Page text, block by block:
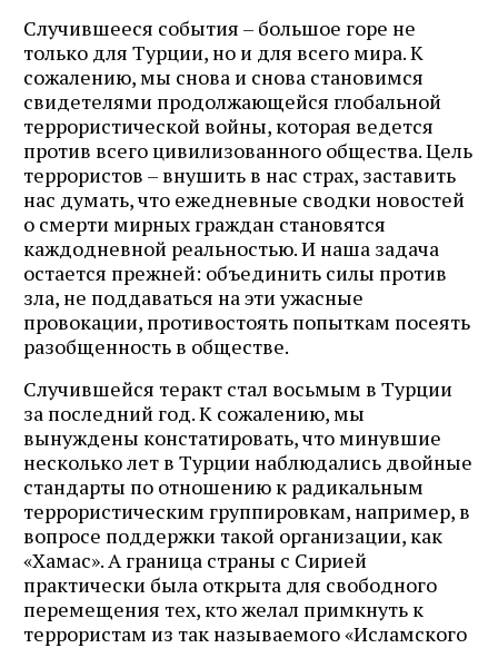
Случившееся события – большое горе не
только для Турции, но и для всего мира. К
сожалению, мы снова и снова становимся
свидетелями продолжающейся глобальной
террористической войны, которая ведется
против всего цивилизованного общества. Цель
террористов – внушить в нас страх, заставить
нас думать, что ежедневные сводки новостей
о смерти мирных граждан становятся
каждодневной реальностью. И наша задача
остается прежней: объединить силы против
зла, не поддаваться на эти ужасные
провокации, противостоять попыткам посеять
разобщенность в обществе.
Случившейся теракт стал восьмым в Турции
за последний год. К сожалению, мы
вынуждены констатировать, что минувшие
несколько лет в Турции наблюдались двойные
стандарты по отношению к радикальным
террористическим группировкам, например, в
вопросе поддержки такой организации, как
«Хамас». А граница страны с Сирией
практически была открыта для свободного
перемещения тех, кто желал примкнуть к
террористам из так называемого «Исламского